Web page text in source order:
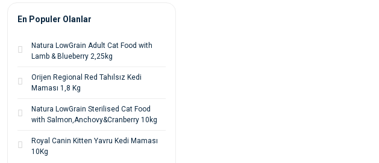
En Populer Olanlar
Natura LowGrain Adult Cat Food with
Lamb & Blueberry 2,25kg
Orijen Regional Red Tahılsız Kedi
Maması 1,8 Kg
Natura LowGrain Sterilised Cat Food
with Salmon,Anchovy&Cranberry 10kg
Royal Canin Kitten Yavru Kedi Maması
10Kg